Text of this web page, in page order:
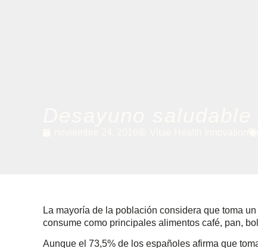
La mayoría de la población considera que toma un
consume como principales alimentos café, pan,
Aunque el 73,5% de los españoles afirma que